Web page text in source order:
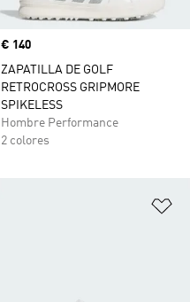
Precio
€ 140
ZAPATILLA DE GOLF
RETROCROSS GRIPMORE
SPIKELESS
Hombre Performance
2 colores